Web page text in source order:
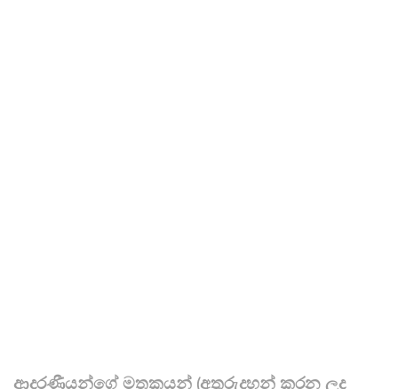
ආදරණීයන්ගේ මතකයන් (අතුරුදහන් කරන ලද